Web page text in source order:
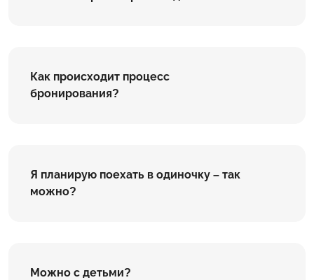
Как происходит процесс
бронирования?
Я планирую поехать в одиночку – так
можно?
Можно с детьми?